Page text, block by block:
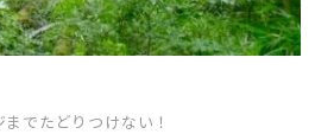
でたどりつけない！